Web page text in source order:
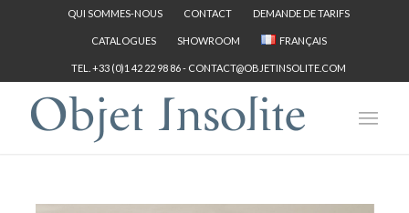
QUI SOMMES-NOUS CONTACT DEMANDE DE TARIFS
CATALOGUES SHOWROOM FRANÇAIS
TEL. +33 (0)1 42 22 98 86 - CONTACT@OBJETINSOLITE.COM